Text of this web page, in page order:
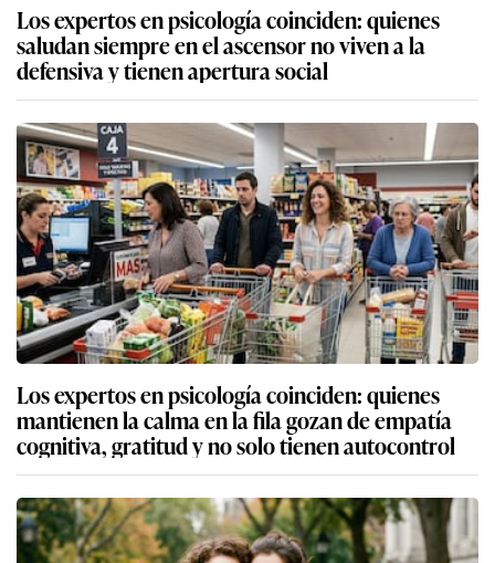
Los expertos en psicología coinciden: quienes
saludan siempre en el ascensor no viven a la
defensiva y tienen apertura social
Los expertos en psicología coinciden: quienes
mantienen la calma en la fila gozan de empatía
cognitiva, gratitud y no solo tienen autocontrol